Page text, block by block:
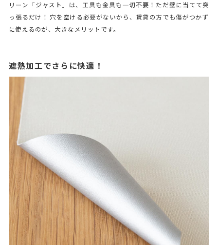
リーン「ジャスト」は、工具も金具も一切不要！ただ壁に当てて突
っ張るだけ！ 穴を空ける必要がないから、賃貸の方でも傷がつかず
に使えるのが、大きなメリットです。
遮熱加工でさらに快適！